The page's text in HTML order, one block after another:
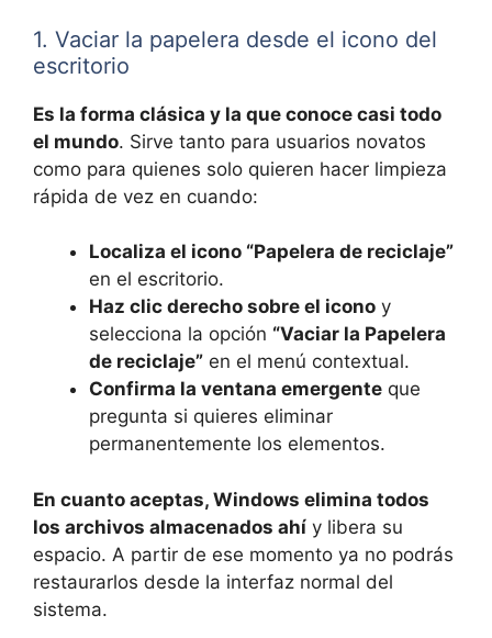
1. Vaciar la papelera desde el icono del
escritorio
Es la forma clásica y la que conoce casi todo
el mundo. Sirve tanto para usuarios novatos
como para quienes solo quieren hacer limpieza
rápida de vez en cuando:
Localiza el icono “Papelera de reciclaje”
en el escritorio.
Haz clic derecho sobre el icono y
selecciona la opción “Vaciar la Papelera
de reciclaje” en el menú contextual.
Confirma la ventana emergente que
pregunta si quieres eliminar
permanentemente los elementos.
En cuanto aceptas, Windows elimina todos
los archivos almacenados ahí y libera su
espacio. A partir de ese momento ya no podrás
restaurarlos desde la interfaz normal del
sistema.